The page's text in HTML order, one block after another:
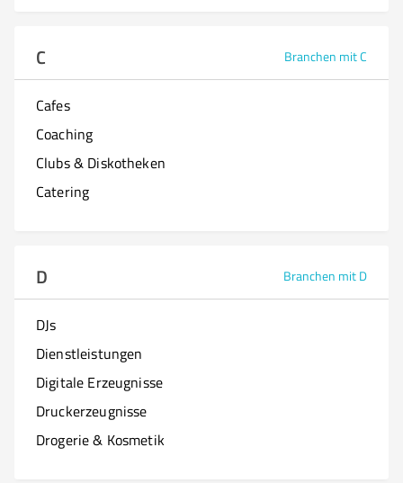
C Branchen mit C
Cafes
Coaching
Clubs & Diskotheken
Catering
D Branchen mit D
DJs
Dienstleistungen
Digitale Erzeugnisse
Druckerzeugnisse
Drogerie & Kosmetik